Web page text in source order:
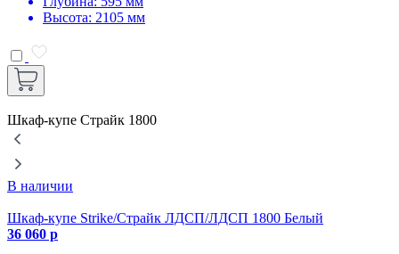
Высота: 2105 мм
Шкаф-купе Страйк 1800
В наличии
Шкаф-купе Strike/Страйк ЛДСП/ЛДСП 1800 Белый
36 060 р